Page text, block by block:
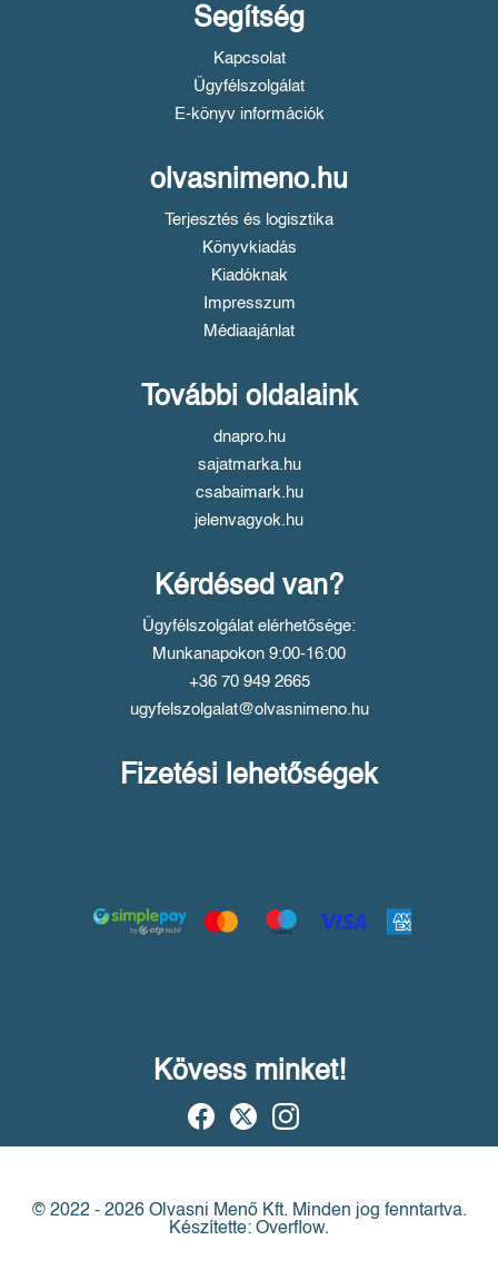
Segítség
Kapcsolat
Ügyfélszolgálat
E-könyv információk
olvasnimeno.hu
Terjesztés és logisztika
Könyvkiadás
Kiadóknak
Impresszum
Médiaajánlat
További oldalaink
dnapro.hu
sajatmarka.hu
csabaimark.hu
jelenvagyok.hu
Kérdésed van?
Ügyfélszolgálat elérhetősége:
Munkanapokon 9:00-16:00
+36 70 949 2665
ugyfelszolgalat@olvasnimeno.hu
Fizetési lehetőségek
Kövess minket!
© 2022 - 2026 Olvasni Menő Kft. Minden jog fenntartva.
Készítette: Overflow.